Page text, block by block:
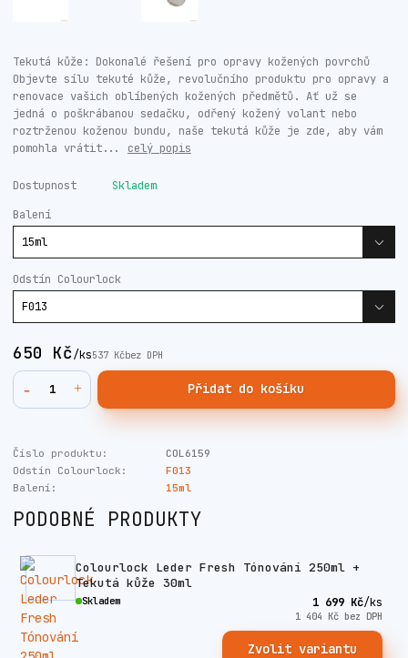
Tekutá kůže: Dokonalé řešení pro opravy kožených povrchů
Objevte sílu tekuté kůže, revolučního produktu pro opravy a
renovace vašich oblíbených kožených předmětů. Ať už se
jedná o poškrábanou sedačku, odřený kožený volant nebo
roztrženou koženou bundu, naše tekutá kůže je zde, aby vám
pomohla vrátit... celý popis
Dostupnost Skladem
Balení
Odstín Colourlock
650 Kč/ks537 Kčbez DPH
Přidat do košíku
Číslo produktu:
COL6159
Odstín Colourlock:
F013
Balení:
15ml
PODOBNÉ PRODUKTY
Colourlock Leder Fresh Tónování 250ml +
Tekutá kůže 30ml
1 699 Kč/ks
1 404 Kč bez DPH
Skladem
Zvolit variantu